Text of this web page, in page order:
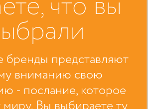
бренды представляют
вниманию свою
- послание, которое